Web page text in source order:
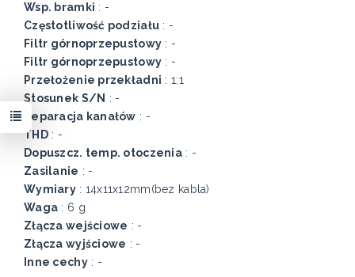
Wsp. bramki : -
Częstotliwość podziału : -
Filtr górnoprzepustowy : -
Filtr górnoprzepustowy : -
Przełożenie przekładni : 1:1
Stosunek S/N : -
Separacja kanałów : -
THD: -
Dopuszcz. temp. otoczenia : -
Zasilanie : -
Wymiary: 14x11x12mm(bez kabla)
Waga : 6 g
Złącza wejściowe : -
Złącza wyjściowe : -
Inne cechy: -